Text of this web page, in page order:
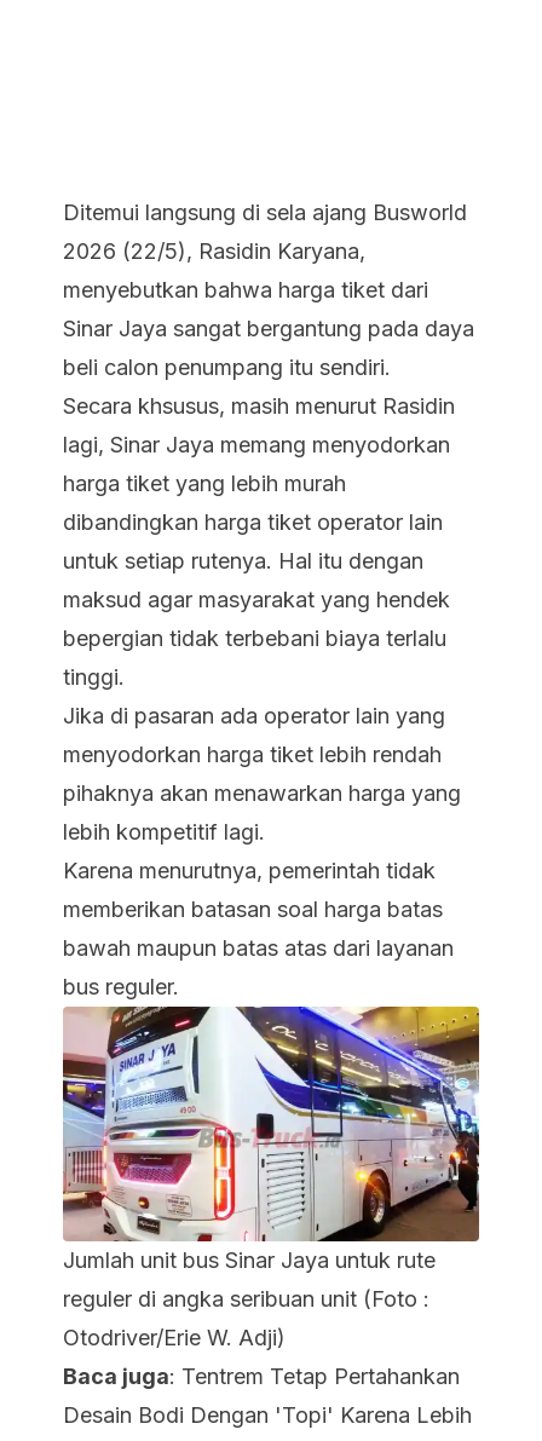
Ditemui langsung di sela ajang Busworld
2026 (22/5), Rasidin Karyana,
menyebutkan bahwa harga tiket dari
Sinar Jaya sangat bergantung pada daya
beli calon penumpang itu sendiri.
Secara khsusus, masih menurut Rasidin
lagi, Sinar Jaya memang menyodorkan
harga tiket yang lebih murah
dibandingkan harga tiket operator lain
untuk setiap rutenya. Hal itu dengan
maksud agar masyarakat yang hendek
bepergian tidak terbebani biaya terlalu
tinggi.
Jika di pasaran ada operator lain yang
menyodorkan harga tiket lebih rendah
pihaknya akan menawarkan harga yang
lebih kompetitif lagi.
Karena menurutnya, pemerintah tidak
memberikan batasan soal harga batas
bawah maupun batas atas dari layanan
bus reguler.
Jumlah unit bus Sinar Jaya untuk rute
reguler di angka seribuan unit (Foto :
Otodriver/Erie W. Adji)
Baca juga: Tentrem Tetap Pertahankan
Desain Bodi Dengan 'Topi' Karena Lebih